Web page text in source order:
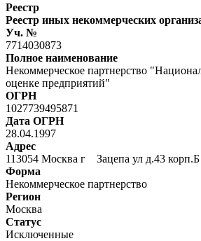
Реестр
Реестр иных некоммерческих
Уч. №
7714030873
Полное наименование
Некоммерческое партнерство
оценке предприятий"
ОГРН
1027739495871
Дата ОГРН
28.04.1997
Адрес
113054 Москва г Зацепа ул д.43 корп.Б
Форма
Некоммерческое партнерство
Регион
Москва
Статус
Исключенные